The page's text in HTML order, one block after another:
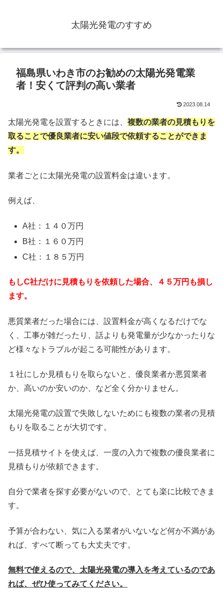
太陽光発電のすすめ
福島県いわき市のお勧めの太陽光発電業
者！安くて評判の高い業者
2023.08.14
太陽光発電を設置するときには、 複数の業者の見積もりを
取ることで優良業者に安い値段で依頼することができま
す。
業者ごとに太陽光発電の設置料金は違います。
例えば、
A社：１４０万円
B社：１６０万円
C社：１８５万円
もしC社だけに見積もりを依頼した場合、４５万円も損し
ます。
悪質業者だった場合には、設置料金が高くなるだけでな
く、工事が雑だったり、話よりも発電量が少なかったりな
ど様々なトラブルが起こる可能性があります。
１社にしか見積もりを取らないと、優良業者か悪質業者
か、高いのか安いのか、など全く分かりません。
太陽光発電の設置で失敗しないためにも複数の業者の見積
もりを取ることが大切です。
一括見積サイトを使えば、一度の入力で複数の優良業者に
見積もりが依頼できます。
自分で業者を探す必要がないので、とても楽に比較できま
す。
予算が合わない、気に入る業者がいないなど何か不満があ
れば、すべて断っても大丈夫です。
無料で使えるので、太陽光発電の導入を考えているのであ
れば、ぜひ使ってみてください。